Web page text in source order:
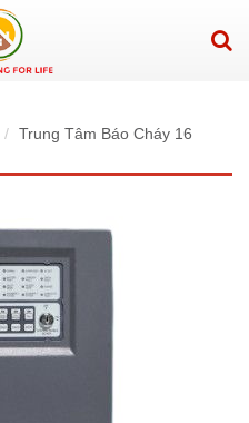
Trung Tâm Báo Cháy 16